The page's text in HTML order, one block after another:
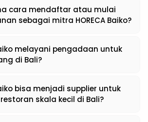
cara mendaftar atau mulai
sebagai mitra HORECA Baiko?
melayani pengadaan untuk
di Bali?
bisa menjadi supplier untuk
skala kecil di Bali?